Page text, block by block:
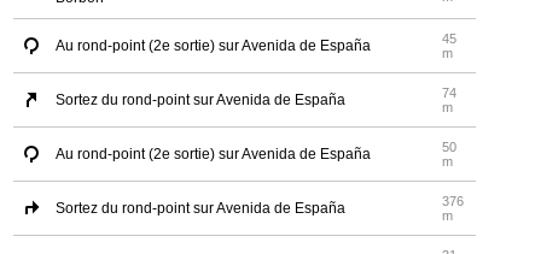
Au rond-point (2e sortie) sur Avenida de España
45
m
Sortez du rond-point sur Avenida de España
74
m
Au rond-point (2e sortie) sur Avenida de España
50
m
Sortez du rond-point sur Avenida de España
376
m